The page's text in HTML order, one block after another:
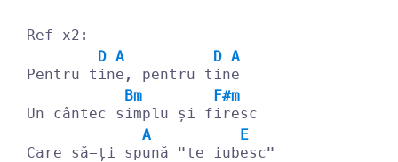
Ref x2:
Pentru t
D
in
A
e, pentru t
D
in
A
e
Un cântec s
Bm
implu și f
F#m
iresc
Care să-ți sp
A
ună "te iub
E
esc"